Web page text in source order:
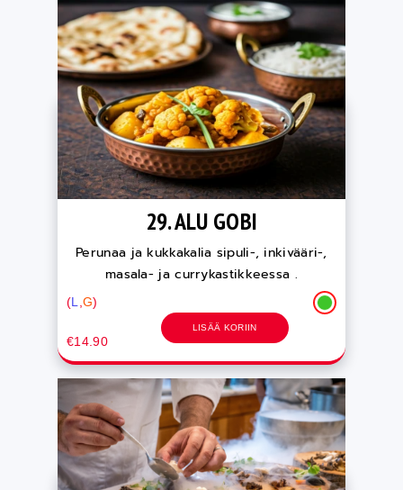
29. ALU GOBI
Perunaa ja kukkakalia sipuli-, inkivääri-,
masala- ja currykastikkeessa .
(L G)
€14.90
LISÄÄ KORIIN